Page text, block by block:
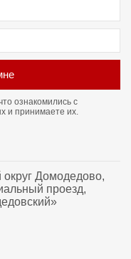
ознакомились с
и принимаете их.
округ Домодедово,
проезд,